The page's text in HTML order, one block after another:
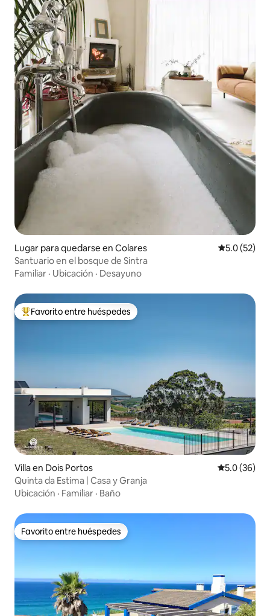
Lugar para quedarse en Colares Calificación
5.0 (52)
Santuario en el bosque de Sintra
Familiar · Ubicación · Desayuno
Favorito entre huéspedes preferido
Favorito entre huéspedes
Villa en Dois Portos Calificación
5.0 (36)
Quinta da Estima | Casa y Granja
Ubicación · Familiar · Baño
Favorito entre huéspedes
Favorito entre huéspedes